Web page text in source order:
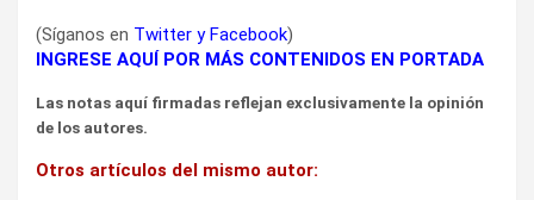
(Síganos en Twitter yFacebook)
INGRESE AQUÍ POR MÁS CONTENIDOS EN PORTADA
Las notas aquí firmadas reflejan exclusivamente la opinión
de los autores.
Otros artículos del mismo autor: